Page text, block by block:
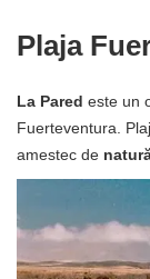
Plaja
La Pared este un
Fuerteventura.
amestec de